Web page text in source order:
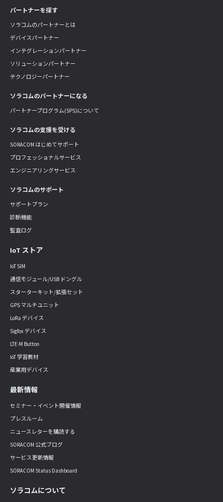
パートナーを探す
ソラコムのパートナーとは
デバイスパートナー
インテグレーションパートナー
ソリューションパートナー
テクノロジーパートナー
ソラコムのパートナーになる
パートナープログラム(SPS)について
ソラコムの支援を受ける
SORACOM はじめてサポート
プロフェッショナルサービス
エンジニアリングサービス
ソラコムのサポート
サポートプラン
診断機能
監査ログ
IoT ストア
IoT SIM
通信モジュール/USB ドングル
スターターキット/拡張セット
GPS マルチユニット
LoRa デバイス
Sigfox デバイス
LTE-M Button
IoT 学習教材
産業用デバイス
最新情報
セミナー・イベント開催情報
プレスルーム
ニュースレターを購読する
SORACOM 公式ブログ
サービス更新情報
SORACOM Status Dashboard
ソラコムについて